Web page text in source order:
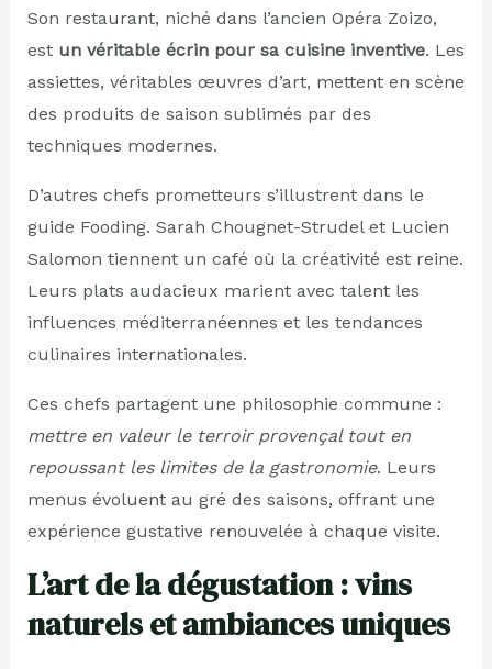
Son restaurant, niché dans l’ancien Opéra Zoizo,
est un véritable écrin pour sa cuisine inventive. Les
assiettes, véritables œuvres d’art, mettent en scène
des produits de saison sublimés par des
techniques modernes.
D’autres chefs prometteurs s’illustrent dans le
guide Fooding. Sarah Chougnet-Strudel et Lucien
Salomon tiennent un café où la créativité est reine.
Leurs plats audacieux marient avec talent les
influences méditerranéennes et les tendances
culinaires internationales.
Ces chefs partagent une philosophie commune :
mettre en valeur le terroir provençal tout en
repoussant les limites de la gastronomie. Leurs
menus évoluent au gré des saisons, offrant une
expérience gustative renouvelée à chaque visite.
L’art de la dégustation : vins
naturels et ambiances uniques